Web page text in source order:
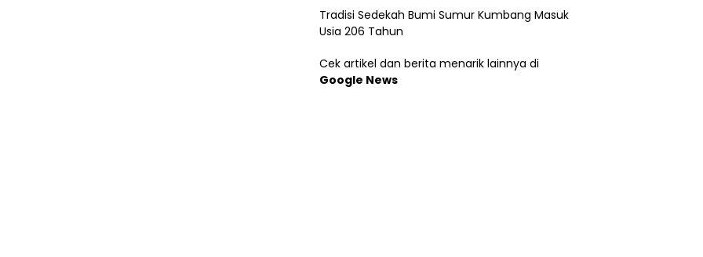
Tradisi Sedekah Bumi Sumur Kumbang Masuk
Usia 206 Tahun
Cek artikel dan berita menarik lainnya di
Google News